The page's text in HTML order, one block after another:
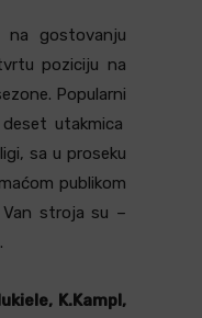
na gostovanju
poziciju na
Popularni
utakmica
sa u proseku
publikom
stroja su –
K.Kampl,